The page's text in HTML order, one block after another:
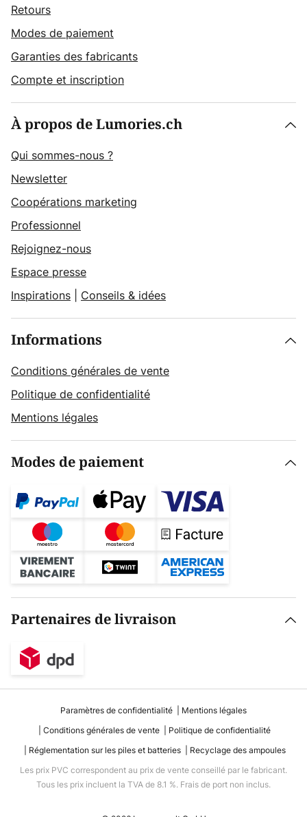
Retours
Modes de paiement
Garanties des fabricants
Compte et inscription
À propos de Lumories.ch
Qui sommes-nous ?
Newsletter
Coopérations marketing
Professionnel
Rejoignez-nous
Espace presse
Inspirations
Conseils & idées
Informations
Conditions générales de vente
Politique de confidentialité
Mentions légales
Modes de paiement
Partenaires de livraison
Paramètres de confidentialité
Mentions légales
Conditions générales de vente
Politique de confidentialité
Réglementation sur les piles et batteries
Recyclage des ampoules
Les prix PVC correspondent au prix de vente conseillé par le fabricant.
Tous les prix incluent la TVA de 8.1 %. Frais de port non inclus.